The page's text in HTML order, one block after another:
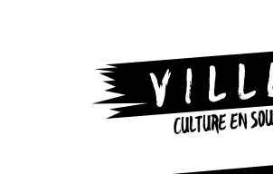
CULTURE EN